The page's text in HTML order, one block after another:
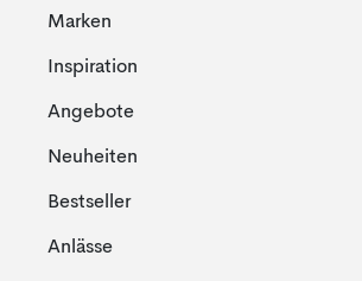
Marken
Inspiration
Angebote
Neuheiten
Bestseller
Anlässe